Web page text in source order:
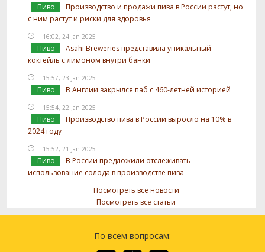
Пиво
Производство и продажи пива в России растут, но
с ним растут и риски для здоровья
16:02, 24 Jan 2025
Пиво
Asahi Breweries представила уникальный
коктейль с лимоном внутри банки
15:57, 23 Jan 2025
Пиво В Англии закрылся паб с 460-летней историей
15:54, 22 Jan 2025
Пиво
Производство пива в России выросло на 10% в
2024 году
15:52, 21 Jan 2025
Пиво
В России предложили отслеживать
использование солода в производстве пива
Посмотреть все новости
Посмотреть все статьи
По всем вопросам: